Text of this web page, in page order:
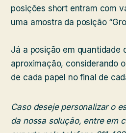
posições short entram com
uma amostra da posição
Já a posição em quantidade
aproximação, considerando
de cada papel no final de
Caso deseje personalizar o
da nossa solução, entre em